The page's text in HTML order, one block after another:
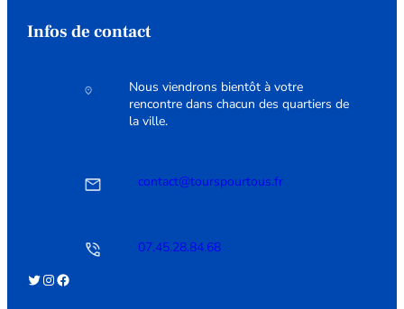
Infos de contact
Nous viendrons bientôt à votre
rencontre dans chacun des quartiers de
la ville.
contact@tourspourtous.fr
07.45.28.84.68
Twitter InstagramFacebook